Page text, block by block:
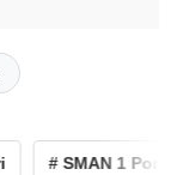
# SMAN 1